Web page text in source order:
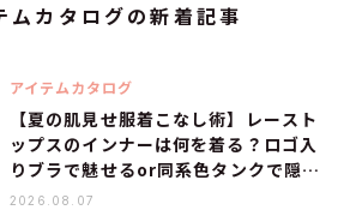
ムカタログの新着記事
アイテムカタログ
【夏の肌見せ服着こなし術】レースト
ップスのインナーは何を着る？ロゴ入
りブラで魅せるor同系色タンクで隠
す！
2026.08.07